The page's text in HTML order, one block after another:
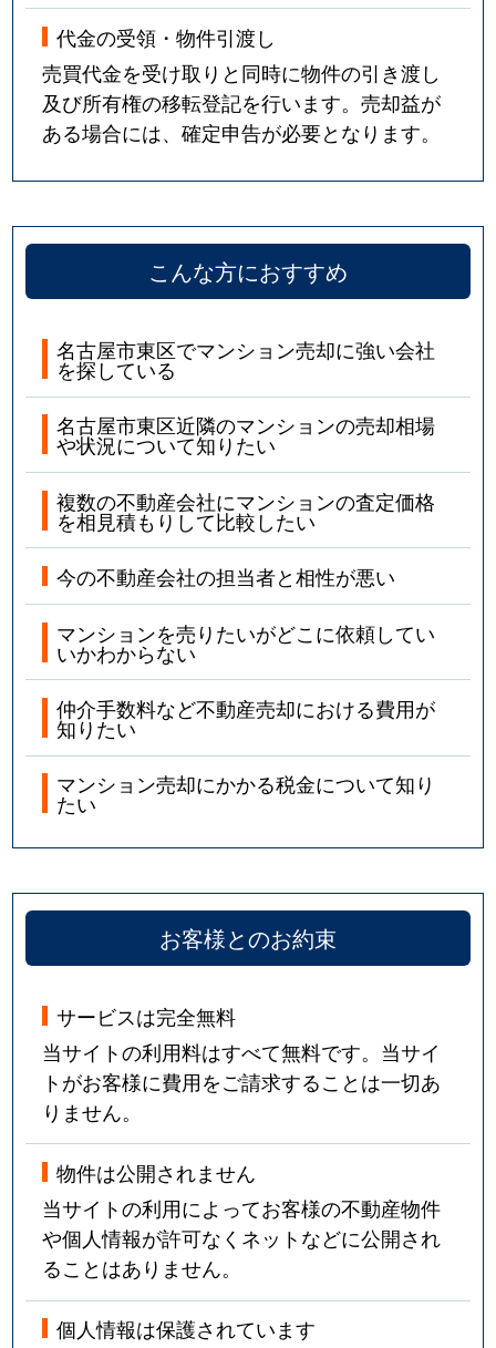
代金の受領・物件引渡し
売買代金を受け取りと同時に物件の引き渡し
及び所有権の移転登記を行います。売却益が
ある場合には、確定申告が必要となります。
こんな方におすすめ
名古屋市東区でマンション売却に強い会社
を探している
名古屋市東区近隣のマンションの売却相場
や状況について知りたい
複数の不動産会社にマンションの査定価格
を相見積もりして比較したい
今の不動産会社の担当者と相性が悪い
マンションを売りたいがどこに依頼してい
いかわからない
仲介手数料など不動産売却における費用が
知りたい
マンション売却にかかる税金について知り
たい
お客様とのお約束
サービスは完全無料
当サイトの利用料はすべて無料です。当サイ
トがお客様に費用をご請求することは一切あ
りません。
物件は公開されません
当サイトの利用によってお客様の不動産物件
や個人情報が許可なくネットなどに公開され
ることはありません。
個人情報は保護されています